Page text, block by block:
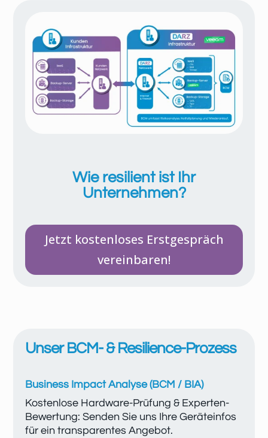
Wie resilient ist Ihr
Unternehmen?
Jetzt kostenloses Erstgespräch
vereinbaren!
Unser BCM- & Resilience-Prozess
Business Impact Analyse (BCM / BIA)
Kostenlose Hardware-Prüfung & Experten-
Bewertung: Senden Sie uns Ihre Geräteinfos
für ein transparentes Angebot.